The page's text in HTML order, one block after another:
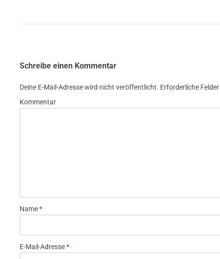
Schreibe einen Kommentar
Deine E-Mail-Adresse wird nicht veröffentlicht. Erforderliche
Kommentar
Name*
E-Mail-Adresse*